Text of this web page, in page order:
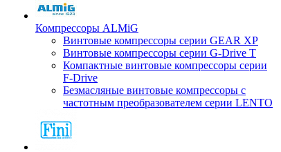
Компрессоры ALMiG
Винтовые компрессоры серии GEAR XP
Винтовые компрессоры серии G-Drive T
Компактные винтовые компрессоры серии
F-Drive
Безмасляные винтовые компрессоры с
частотным преобразователем серии LENTO